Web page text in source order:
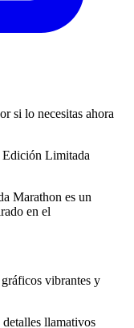
si lo necesitas ahora
Edición Limitada
Marathon es un
en el
vibrantes y
llamativos